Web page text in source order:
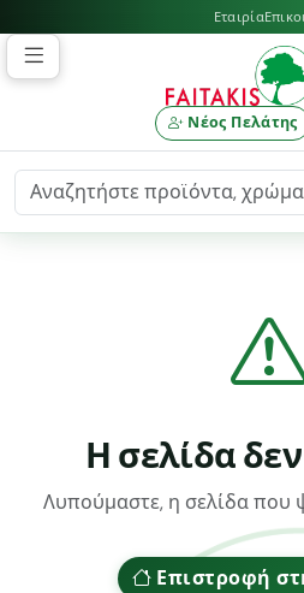
Εταιρία
Νέος Πελάτης
Η σελίδα
Λυπούμαστε, η σελίδα που
Επιστροφή